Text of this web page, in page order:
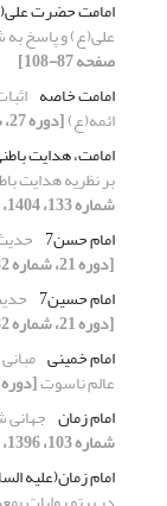
امامت حضرت
علی(ع) و پاسخ به
صفحه 87-108]
امامت خاصه
ائمه(ع)[دوره 27، شماره 108، 1397، صفحه 53-68]
امامت، هدایت
بر نظریه هدایت
شماره 133، 1404، صفحه 49-68]
امام حسن7
[دوره 21، شماره 82، 1391، صفحه 49-72]
امام حسین7
[دوره 21، شماره 82، 1391، صفحه 49-72]
امام خمینی
عالم ناسوت[دوره 27، شماره 108، 1397، صفحه 33-51]
امام زمان
شماره 103، 1396، صفحه 79-100]
امام زمان(علیه